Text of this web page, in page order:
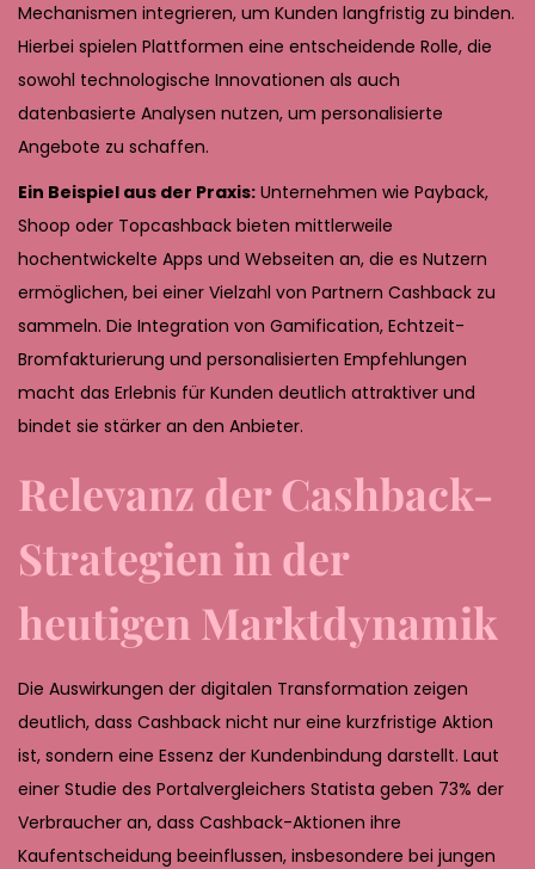
Mechanismen integrieren, um Kunden langfristig zu binden.
Hierbei spielen Plattformen eine entscheidende Rolle, die
sowohl technologische Innovationen als auch
datenbasierte Analysen nutzen, um personalisierte
Angebote zu schaffen.
Ein Beispiel aus der Praxis: Unternehmen wie Payback,
Shoop oder Topcashback bieten mittlerweile
hochentwickelte Apps und Webseiten an, die es Nutzern
ermöglichen, bei einer Vielzahl von Partnern Cashback zu
sammeln. Die Integration von Gamification, Echtzeit-
Bromfakturierung und personalisierten Empfehlungen
macht das Erlebnis für Kunden deutlich attraktiver und
bindet sie stärker an den Anbieter.
Relevanz der Cashback-
Strategien in der
heutigen Marktdynamik
Die Auswirkungen der digitalen Transformation zeigen
deutlich, dass Cashback nicht nur eine kurzfristige Aktion
ist, sondern eine Essenz der Kundenbindung darstellt. Laut
einer Studie des Portalvergleichers Statista geben 73% der
Verbraucher an, dass Cashback-Aktionen ihre
Kaufentscheidung beeinflussen, insbesondere bei jungen